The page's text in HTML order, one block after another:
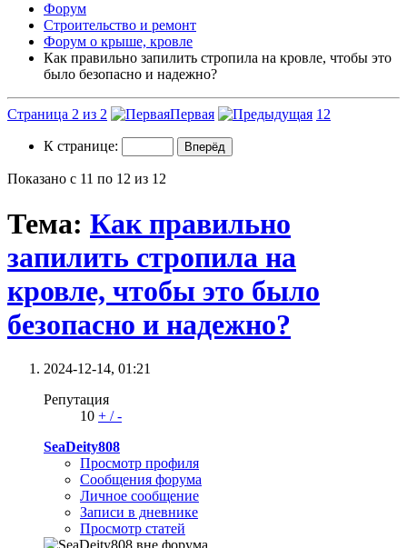
Форум
Строительство и ремонт
Форум о крыше, кровле
Как правильно запилить стропила на кровле, чтобы это
было безопасно и надежно?
Страница 2 из 2 Первая 1 2
К странице:
Показано с 11 по 12 из 12
Тема: Как правильно
запилить стропила на
кровле, чтобы это было
безопасно и надежно?
2024-12-14, 01:21
Репутация
10 + /-
SeaDeity808
Просмотр профиля
Сообщения форума
Личное сообщение
Записи в дневнике
Просмотр статей